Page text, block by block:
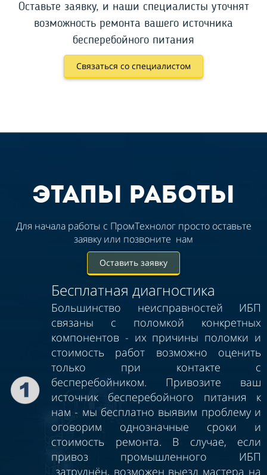
Оставьте заявку, и наши специалисты уточнят
возможность ремонта вашего источника
бесперебойного питания
Связаться со специалистом
этапы работы
Для начала работы с ПромТехнолог просто оставьте
заявку или позвоните нам
Оставить заявку
Бесплатная диагностика
Большинство неисправностей ИБП
связаны с поломкой конкретных
компонентов - их причины поломки и
стоимость работ возможно оценить
только при контакте с
бесперебойником. Привозите ваш
источник бесперебойного питания к
нам - мы бесплатно выявим проблему и
оговорим однозначные сроки и
стоимость ремонта. В случае, если
привоз промышленного ИБП
затруднён, возможен выезд мастера на